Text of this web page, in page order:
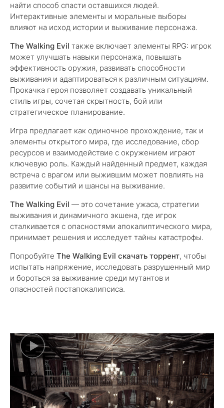
найти способ спасти оставшихся людей.
Интерактивные элементы и моральные выборы
влияют на исход истории и выживание персонажа.
The Walking Evil также включает элементы RPG: игрок
может улучшать навыки персонажа, повышать
эффективность оружия, развивать способности
выживания и адаптироваться к различным ситуациям.
Прокачка героя позволяет создавать уникальный
стиль игры, сочетая скрытность, бой или
стратегическое планирование.
Игра предлагает как одиночное прохождение, так и
элементы открытого мира, где исследование, сбор
ресурсов и взаимодействие с окружением играют
ключевую роль. Каждый найденный предмет, каждая
встреча с врагом или выжившим может повлиять на
развитие событий и шансы на выживание.
The Walking Evil — это сочетание ужаса, стратегии
выживания и динамичного экшена, где игрок
сталкивается с опасностями апокалиптического мира,
принимает решения и исследует тайны катастрофы.
Попробуйте The Walking Evil скачать торрент, чтобы
испытать напряжение, исследовать разрушенный мир
и бороться за выживание среди мутантов и
опасностей постапокалипсиса.